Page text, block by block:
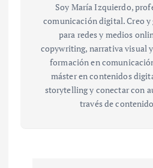
Soy María Izquierdo,
comunicación digital. Creo
para redes y medios
copywriting, narrativa visual
formación en
máster en contenidos
storytelling y conectar con
través de